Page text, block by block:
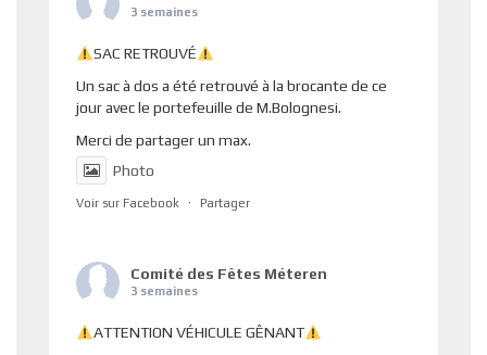
3 semaines
SAC RETROUVÉ
Un sac à dos a été retrouvé à la brocante de ce
jour avec le portefeuille de M.Bolognesi.
Merci de partager un max.
Photo
Voir sur Facebook · Partager
Comité des Fêtes Méteren
3 semaines
ATTENTION VÉHICULE GÊNANT